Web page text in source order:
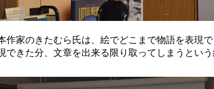
作家のきたむら氏は、絵でどこまで物語を表現で
できた分、文章を出来る限り取ってしまうとい